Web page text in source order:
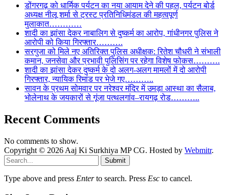
डोंगरगढ़ को धार्मिक पर्यटन का नया आयाम देने की पहल, पर्यटन बोर्ड
अध्यक्ष नीलू शर्मा से ट्रस्ट प्रतिनिधिमंडल की महत्वपूर्ण
मुलाकात…………
शादी का झांसा देकर नाबालिग से दुष्कर्म का आरोप, गांधीनगर पुलिस ने
आरोपी को किया गिरफ्तार……….
सरगुजा को मिले नए अतिरिक्त पुलिस अधीक्षक: रितेश चौधरी ने संभाली
कमान, जनसेवा और प्रभावी पुलिसिंग पर रहेगा विशेष फोकस……….
शादी का झांसा देकर दुष्कर्म के दो अलग-अलग मामलों में दो आरोपी
गिरफ्तार, न्यायिक रिमांड पर भेजे गए………..
सावन के प्रथम सोमवार पर नरेश्वर मंदिर में उमड़ा आस्था का सैलाब,
भोलेनाथ के जयकारों से गूंजा पत्थलगांव–रायगढ़ रोड………..
Recent Comments
No comments to show.
Copyright © 2026 Aaj Ki Surkhiya MP CG. Hosted by Webmitr.
Submit
Type above and press Enterto search. Press Esc to cancel.